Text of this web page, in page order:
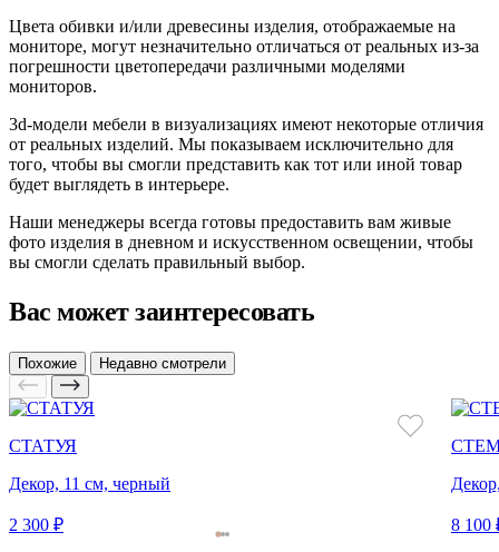
Цвета обивки и/или древесины изделия, отображаемые на
мониторе, могут незначительно отличаться от реальных из-за
погрешности цветопередачи различными моделями
мониторов.
3d-модели мебели в визуализациях имеют некоторые отличия
от реальных изделий. Мы показываем исключительно для
того, чтобы вы смогли представить как тот или иной товар
будет выглядеть в интерьере.
Наши менеджеры всегда готовы предоставить вам живые
фото изделия в дневном и искусственном освещении, чтобы
вы смогли сделать правильный выбор.
Вас может заинтересовать
Похожие Недавно смотрели
СТАТУЯ
Декор, 11 см, черный
2 300 ₽ 8 100